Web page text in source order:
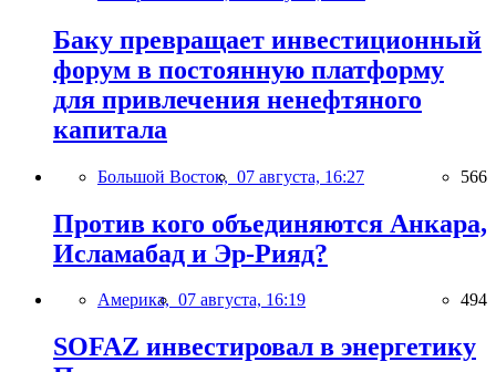
Баку превращает инвестиционный
форум в постоянную платформу
для привлечения ненефтяного
капитала
Большой Восток, 07 августа, 16:27 566
Против кого объединяются Анкара,
Исламабад и Эр-Рияд?
Америка, 07 августа, 16:19 494
SOFAZ инвестировал в энергетику